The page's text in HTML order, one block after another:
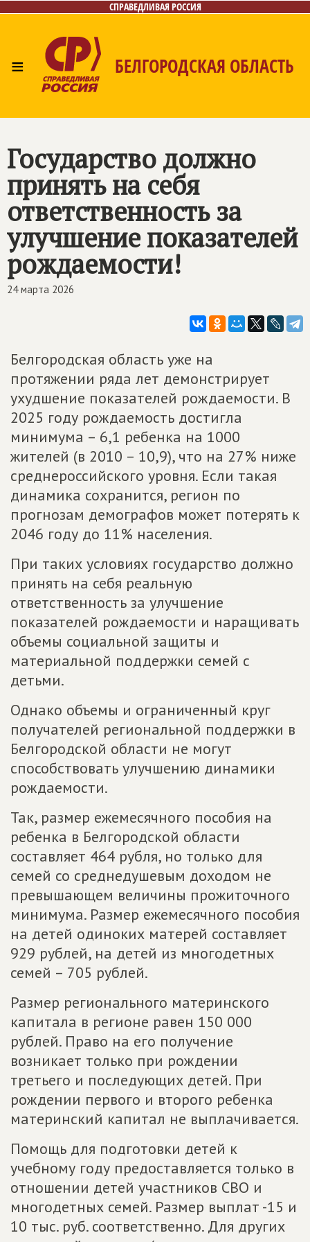
СПРАВЕДЛИВАЯ РОССИЯ
≡ БЕЛГОРОДСКАЯ ОБЛАСТЬ
Государство должно
принять на себя
ответственность за
улучшение показателей
рождаемости!
24 марта 2026
Белгородская область уже на
протяжении ряда лет демонстрирует
ухудшение показателей рождаемости. В
2025 году рождаемость достигла
минимума – 6,1 ребенка на 1000
жителей (в 2010 – 10,9), что на 27% ниже
среднероссийского уровня. Если такая
динамика сохранится, регион по
прогнозам демографов может потерять к
2046 году до 11% населения.
При таких условиях государство должно
принять на себя реальную
ответственность за улучшение
показателей рождаемости и наращивать
объемы социальной защиты и
материальной поддержки семей с
детьми.
Однако объемы и ограниченный круг
получателей региональной поддержки в
Белгородской области не могут
способствовать улучшению динамики
рождаемости.
Так, размер ежемесячного пособия на
ребенка в Белгородской области
составляет 464 рубля, но только для
семей со среднедушевым доходом не
превышающем величины прожиточного
минимума. Размер ежемесячного пособия
на детей одиноких матерей составляет
929 рублей, на детей из многодетных
семей – 705 рублей.
Размер регионального материнского
капитала в регионе равен 150 000
рублей. Право на его получение
возникает только при рождении
третьего и последующих детей. При
рождении первого и второго ребенка
материнский капитал не выплачивается.
Помощь для подготовки детей к
учебному году предоставляется только в
отношении детей участников СВО и
многодетных семей. Размер выплат -15 и
10 тыс. руб. соответственно. Для других